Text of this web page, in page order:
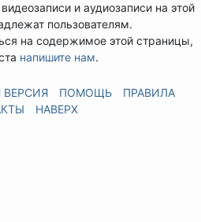
и аудиозаписи на этой
пользователям.
на содержимое этой страницы,
напишите нам.
ПОМОЩЬ
ПРАВИЛА
НАВЕРХ